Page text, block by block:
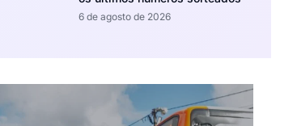
6 de agosto de 2026